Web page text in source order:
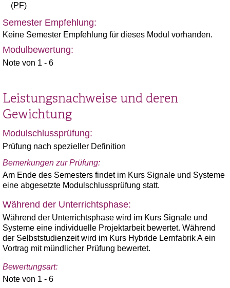
(PF)
Semester Empfehlung:
Keine Semester Empfehlung für dieses Modul vorhanden.
Modulbewertung:
Note von 1 - 6
Leistungsnachweise und deren
Gewichtung
Modulschlussprüfung:
Prüfung nach spezieller Definition
Bemerkungen zur Prüfung:
Am Ende des Semesters findet im Kurs Signale und Systeme
eine abgesetzte Modulschlussprüfung statt.
Während der Unterrichtsphase:
Während der Unterrichtsphase wird im Kurs Signale und
Systeme eine individuelle Projektarbeit bewertet. Während
der Selbststudienzeit wird im Kurs Hybride Lernfabrik A ein
Vortrag mit mündlicher Prüfung bewertet.
Bewertungsart:
Note von 1 - 6